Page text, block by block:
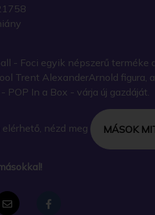
- Foci egyik népszerű terméke
Trent AlexanderArnold figura,
POP In a Box - várja új gazdáját.
nézd meg MÁSOK